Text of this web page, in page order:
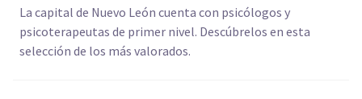
La capital de Nuevo León cuenta con psicólogos y
psicoterapeutas de primer nivel. Descúbrelos en esta
selección de los más valorados.